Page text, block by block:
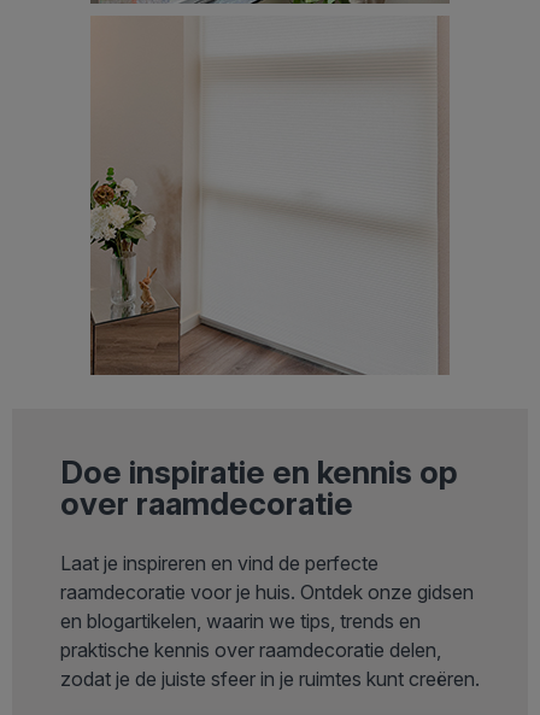
Doe inspiratie en kennis op
over raamdecoratie
Laat je inspireren en vind de perfecte
raamdecoratie voor je huis. Ontdek onze gidsen
en blogartikelen, waarin we tips, trends en
praktische kennis over raamdecoratie delen,
zodat je de juiste sfeer in je ruimtes kunt creëren.